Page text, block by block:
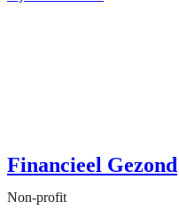
Financieel Gezond
Non-profit